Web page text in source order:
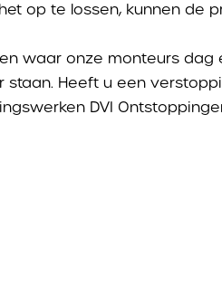
op te lossen, kunnen de
waar onze monteurs dag
Heeft u een
DVI